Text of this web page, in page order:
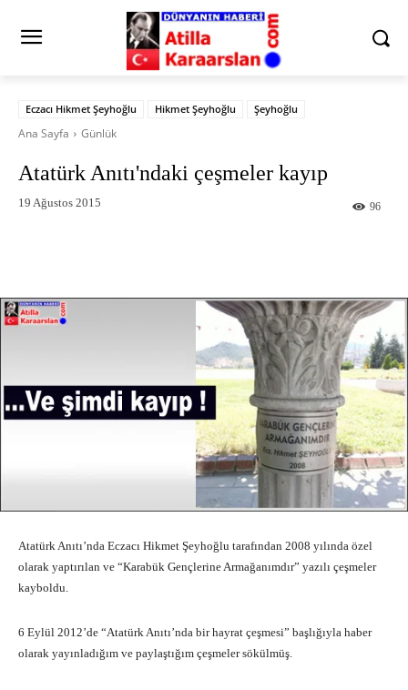
Eczacı Hikmet Şeyhoğlu Hikmet Şeyhoğlu Şeyhoğlu
Ana Sayfa Günlük
Atatürk Anıtı'ndaki çeşmeler kayıp
19 Ağustos 2015 96
Atatürk Anıtı’nda Eczacı Hikmet Şeyhoğlu tarafından 2008 yılında özel
olarak yaptırılan ve “Karabük Gençlerine Armağanımdır” yazılı çeşmeler
kayboldu.
6 Eylül 2012’de “Atatürk Anıtı’nda bir hayrat çeşmesi” başlığıyla haber
olarak yayınladığım ve paylaştığım çeşmeler sökülmüş.